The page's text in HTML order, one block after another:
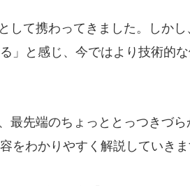
して携わってきました。しか
」と感じ、今ではより技術的
最先端のちょっととっつきづ
をわかりやすく解説していきま